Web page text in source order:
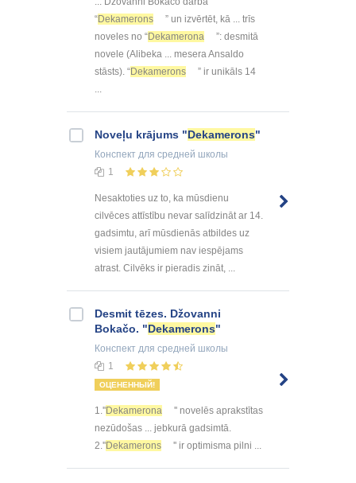
“Dekamerons
” un izvērtēt, kā ... trīs
noveles no “Dekamerona
”: desmitā
novele (Alibeka ... mesera Ansaldo
stāsts). “Dekamerons
” ir unikāls 14
...
Noveļu krājums "Dekamerons"
Конспект для средней школы
1
Nesaktoties uz to, ka mūsdienu
cilvēces attīstību nevar salīdzināt ar 14.
gadsimtu, arī mūsdienās atbildes uz
visiem jautājumiem nav iespējams
atrast. Cilvēks ir pieradis zināt, ...
Desmit tēzes. Džovanni
Bokačo. "Dekamerons"
Конспект для средней школы
1
ОЦЕНЕННЫЙ!
1.''Dekamerona
'' novelēs aprakstītas
nezūdošas ... jebkurā gadsimtā.
2.''Dekamerons '' ir optimisma pilni ...